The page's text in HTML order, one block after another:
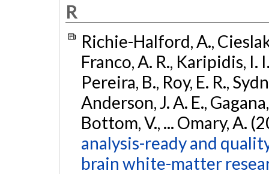
R
Richie-Halford, A.,
Franco, A. R., Karipidis, I.
Pereira, B., Roy, E. R.,
Anderson, J. A. E.,
Bottom, V., ... Omary, A.
analysis-ready and
brain white-matter